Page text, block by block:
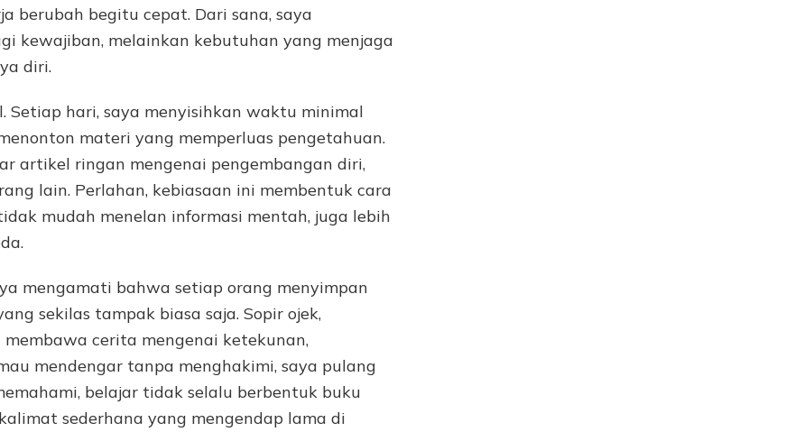
berubah begitu cepat. Dari sana, saya
kewajiban, melainkan kebutuhan yang menjaga
diri.
Setiap hari, saya menyisihkan waktu minimal
materi yang memperluas pengetahuan.
artikel ringan mengenai pengembangan diri,
lain. Perlahan, kebiasaan ini membentuk cara
mudah menelan informasi mentah, juga lebih
mengamati bahwa setiap orang menyimpan
sekilas tampak biasa saja. Sopir ojek,
cerita mengenai ketekunan,
mendengar tanpa menghakimi, saya pulang
belajar tidak selalu berbentuk buku
sederhana yang mengendap lama di